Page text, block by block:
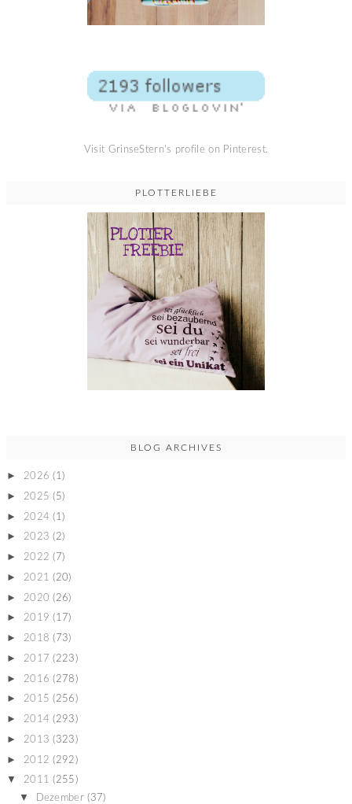
Visit GrinseStern's profile on Pinterest.
PLOTTERLIEBE
BLOG ARCHIVES
► 2026 (1)
► 2025 (5)
► 2024 (1)
► 2023 (2)
► 2022 (7)
► 2021 (20)
► 2020 (26)
► 2019 (17)
► 2018 (73)
► 2017 (223)
► 2016 (278)
► 2015 (256)
► 2014 (293)
► 2013 (323)
► 2012 (292)
▼ 2011 (255)
▼ Dezember (37)